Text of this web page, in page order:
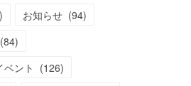
) お知らせ (94)
(84)
ント
(126)